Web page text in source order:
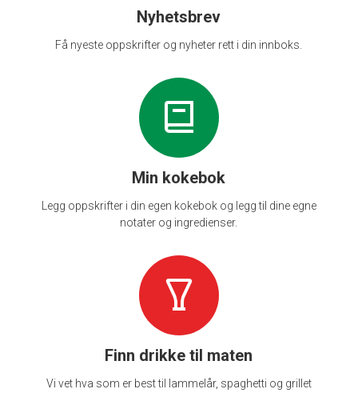
Nyhetsbrev
Få nyeste oppskrifter og nyheter rett i din innboks.
Min kokebok
Legg oppskrifter i din egen kokebok og legg til dine egne
notater og ingredienser.
Finn drikke til maten
Vi vet hva som er best til lammelår, spaghetti og grillet